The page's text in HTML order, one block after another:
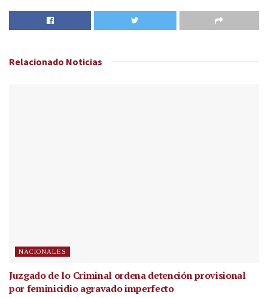
Relacionado Noticias
NACIONALES
Juzgado de lo Criminal ordena detención provisional
por feminicidio agravado imperfecto